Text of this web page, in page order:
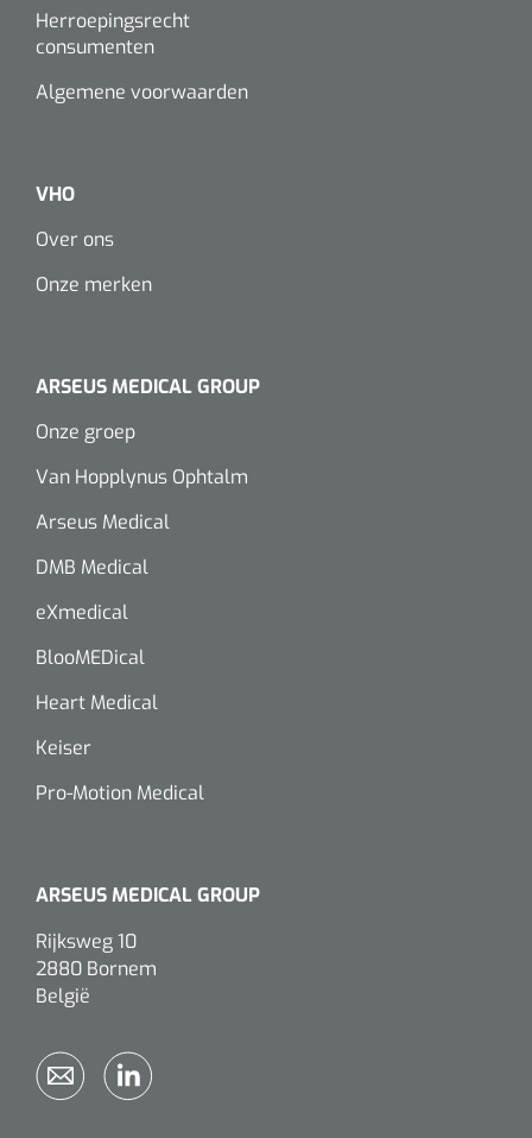
Herroepingsrecht
consumenten
Algemene voorwaarden
VHO
Over ons
Onze merken
ARSEUS MEDICAL GROUP
Onze groep
Van Hopplynus Ophtalm
Arseus Medical
DMB Medical
eXmedical
BlooMEDical
Heart Medical
Keiser
Pro-Motion Medical
ARSEUS MEDICAL GROUP
Rijksweg 10
2880 Bornem
België